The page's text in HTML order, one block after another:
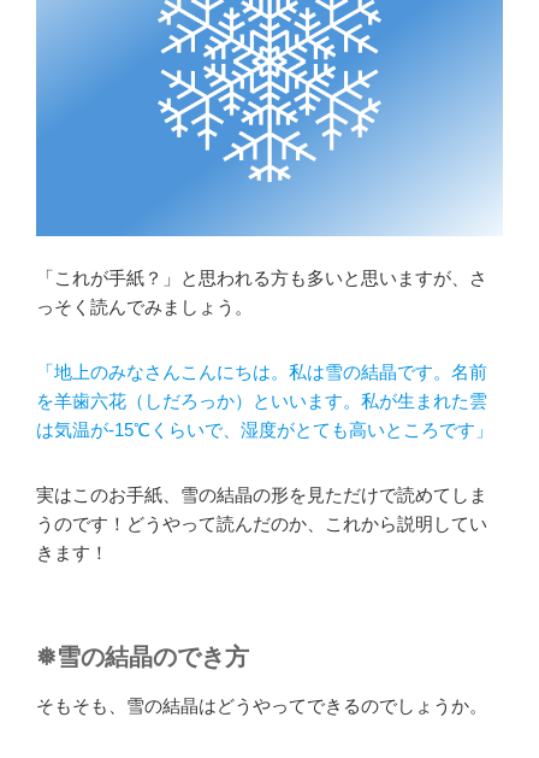
「これが手紙？」と思われる方も多いと思いますが、さ
っそく読んでみましょう。
「地上のみなさんこんにちは。私は雪の結晶です。名前
を羊歯六花（しだろっか）といいます。私が生まれた雲
は気温が-15℃くらいで、湿度がとても高いところです」
実はこのお手紙、雪の結晶の形を見ただけで読めてしま
うのです！どうやって読んだのか、これから説明してい
きます！
❅雪の結晶のでき方
そもそも、雪の結晶はどうやってできるのでしょうか。